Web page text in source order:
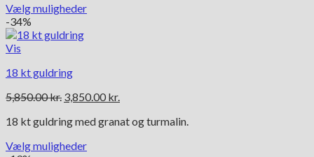
Vælg muligheder
Dette
vare
har
varianter.
kan
på
varesiden
-34%
Vis
18 kt guldring
5,850.00kr. Den
pris
5,850.00 kr..
3,850.00 kr.
pris
18 kt guldring med granat og turmalin.
Vælg muligheder